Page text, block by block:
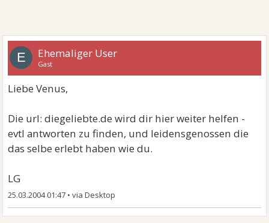
E Ehemaliger User
Gast
Liebe Venus,
Die url: diegeliebte.de wird dir hier weiter helfen -
evtl antworten zu finden, und leidensgenossen die
das selbe erlebt haben wie du.
LG
25.03.2004 01:47 •